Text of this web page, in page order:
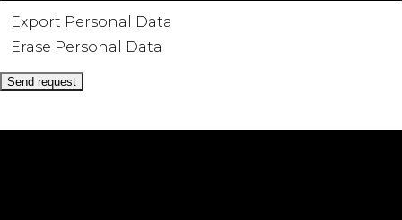
Export Personal Data
Erase Personal Data